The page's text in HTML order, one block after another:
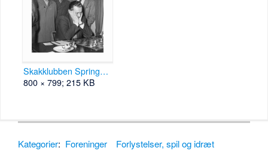
Skakklubben Springeren B15565.jpg
800 × 799; 215 KB
Kategorier: Foreninger Forlystelser, spil og idræt